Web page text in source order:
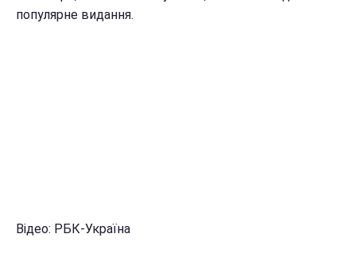
популярне видання.
Відео: РБК-Україна